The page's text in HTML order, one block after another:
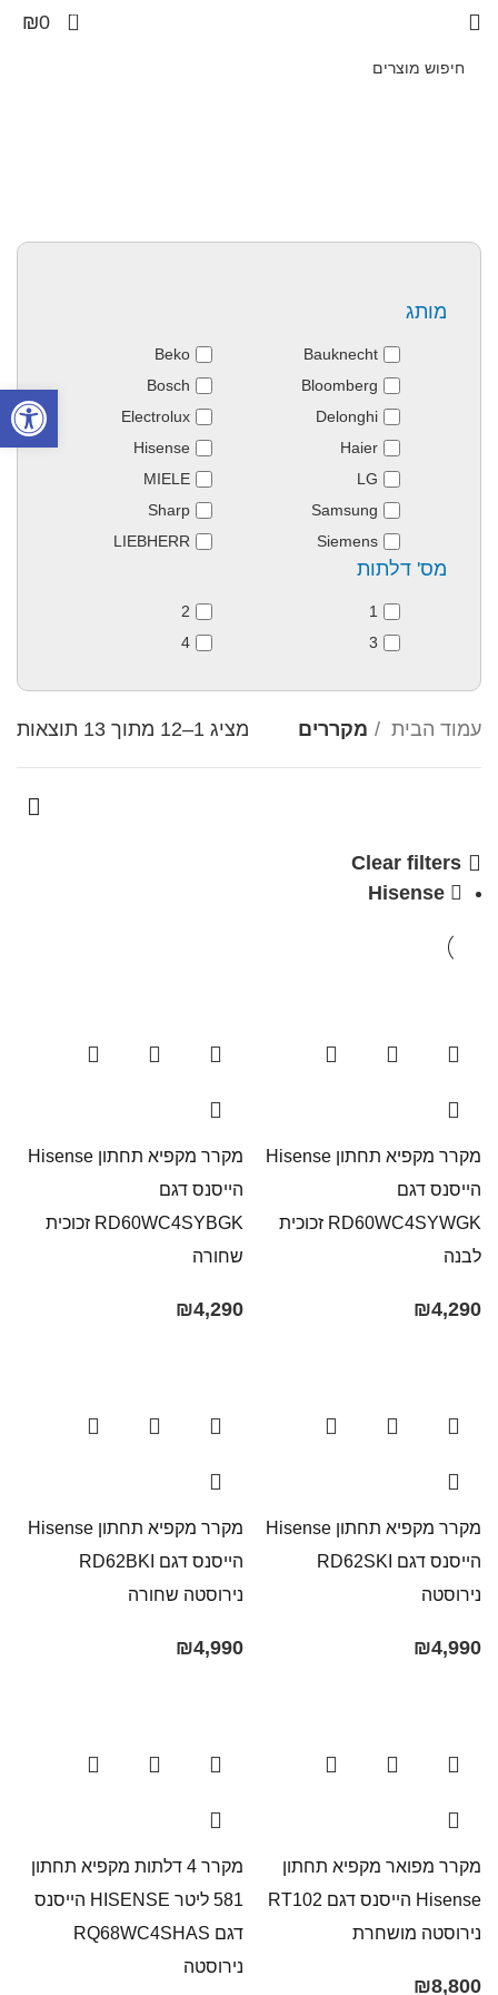
0
₪0
מותג
Bauknecht
Beko
Bloomberg
Bosch
Delonghi
Electrolux
Haier
Hisense
LG
MIELE
Samsung
Sharp
Siemens
LIEBHERR
מס' דלתות
1
2
3
4
עמוד הבית מקררים מציג 1–12 מתוך 13 תוצאות
Clear filters
Hisense
מקרר מקפיא תחתון Hisense
הייסנס דגם
RD60WC4SYWGK זכוכית
לבנה
₪4,290
מקרר מקפיא תחתון Hisense
הייסנס דגם
RD60WC4SYBGK זכוכית
שחורה
₪4,290
מקרר מקפיא תחתון Hisense
הייסנס דגם RD62SKI
נירוסטה
₪4,990
מקרר מקפיא תחתון Hisense
הייסנס דגם RD62BKI
נירוסטה שחורה
₪4,990
מקרר מפואר ‏מקפיא תחתון
Hisense הייסנס דגם RT102
נירוסטה מושחרת
₪8,800
מקרר 4 דלתות מקפיא תחתון
581 ליטר HISENSE הייסנס
דגם RQ68WC4SHAS
נירוסטה
פתח